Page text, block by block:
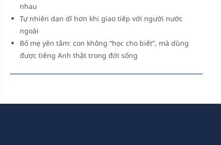
nhau
Tự nhiên dạn dĩ hơn khi giao tiếp với người nước
ngoài
Bố mẹ yên tâm: con không “học cho biết”, mà dùng
được tiếng Anh thật trong đời sống